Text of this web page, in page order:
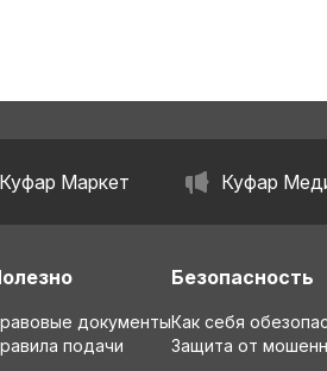
Маркет Куфар
документы
подачи
Безопасность
Как себя
Защита от